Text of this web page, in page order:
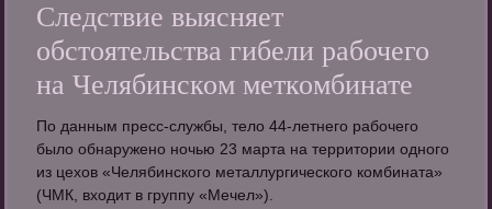
Следствие выясняет
обстоятельства гибели рабочего
на Челябинском меткомбинате
По данным пресс-службы, тело 44-летнего рабочего
было обнаружено ночью 23 марта на территории одного
из цехов «Челябинского металлургического комбината»
(ЧМК, входит в группу «Мечел»).